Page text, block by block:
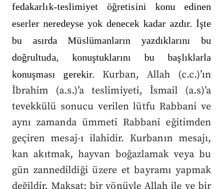
fedakarlık-teslimiyet öğretisini konu edinen
eserler neredeyse yok denecek kadar azdır. İşte
bu asırda Müslümanların yazdıklarını bu
doğrultuda, konuştuklarını bu başlıklarla
konuşması gerekir.
Kurban, Allah (c.c.)’ın
İbrahim (a.s.)’a teslimiyeti, İsmail (a.s)’a
tevekkülü sonucu verilen lütfu Rabbani ve
aynı zamanda ümmeti Rabbani eğitimden
geçiren mesaj-ı ilahidir. Kurbanın mesajı,
kan akıtmak, hayvan boğazlamak veya bu
gün zannedildiği üzere et bayramı yapmak
değildir. Maksat; bir yönüyle Allah ile ve bir